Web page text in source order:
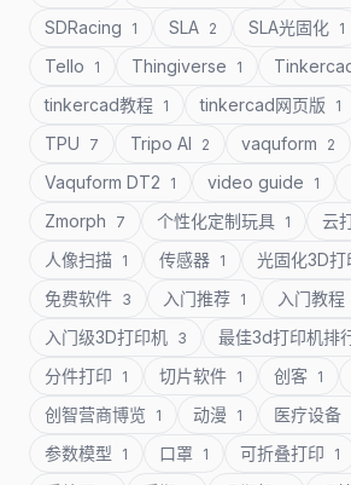
SDRacing 1 SLA 2 SLA光固化 1
Tello 1 Thingiverse 1
tinkercad教程 1 tinkercad网页版 1
TPU 7 Tripo AI 2 vaquform 2
Vaquform DT2 1 video guide 1
Zmorph 7 个性化定制玩具 1 云
人像扫描 1 传感器 1 光固化3D打
免费软件 3 入门推荐 1 入门教程
入门级3D打印机 3 最佳3d打印机排
分件打印 1 切片软件 1 创客 1
创智营商博览 1 动漫 1 医疗设备
参数模型 1 口罩 1 可折叠打印 1